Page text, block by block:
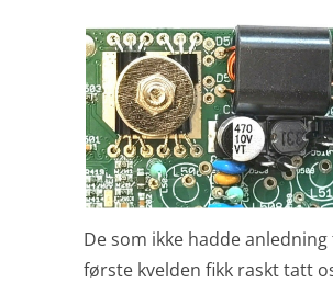
De som ikke hadde
første kvelden fikk raskt tatt